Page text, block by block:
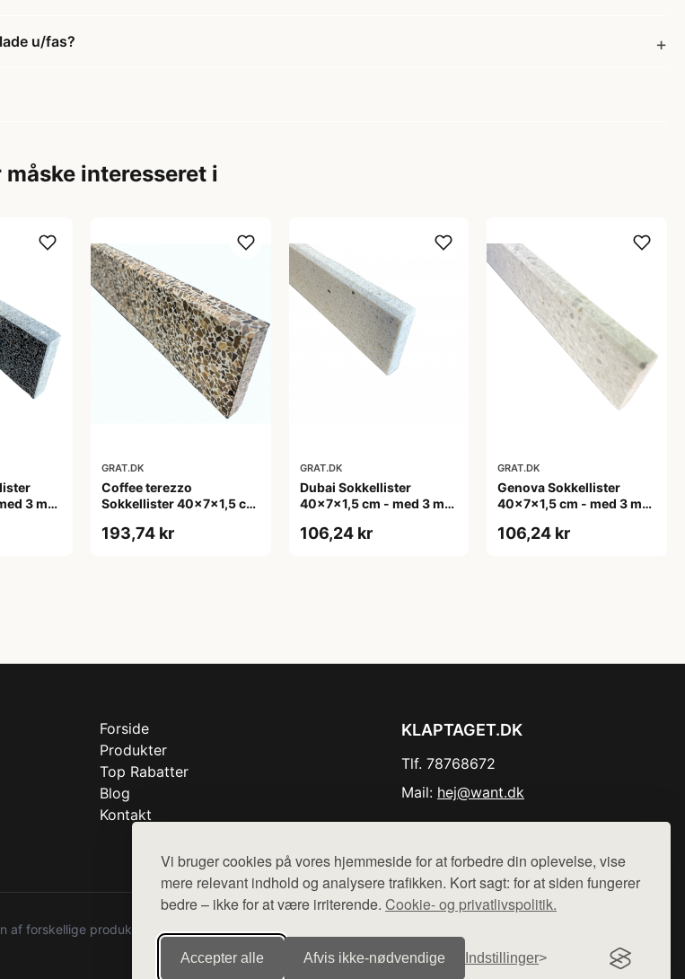
Vi bruger cookies på vores hjemmeside for at forbedre din oplevelse, vise
mere relevant indhold og analysere trafikken. Kort sagt: for at siden fungerer
bedre – ikke for at være irriterende. Cookie- og privatlivspolitik.
Accepter alle Afvis ikke‑nødvendige Indstillinger
u/fas?
måske interesseret i
3 mm
GRAT.DK
Coffee terezzo
Sokkellister 40x7x1,5 cm
193,74 kr
GRAT.DK
Dubai Sokkellister
40x7x1,5 cm - med 3 mm
106,24 kr
GRAT.DK
Genova Sokkellister
40x7x1,5 cm - med 3 mm
106,24 kr
Forside
Produkter
Top Rabatter
Blog
Kontakt
KLAPTAGET.DK
Tlf. 78768672
Mail: hej@want.dk
forskellige produkter fra diverse webshops. Der sælges ikke varer fra denne side - vi henviser til de shops,